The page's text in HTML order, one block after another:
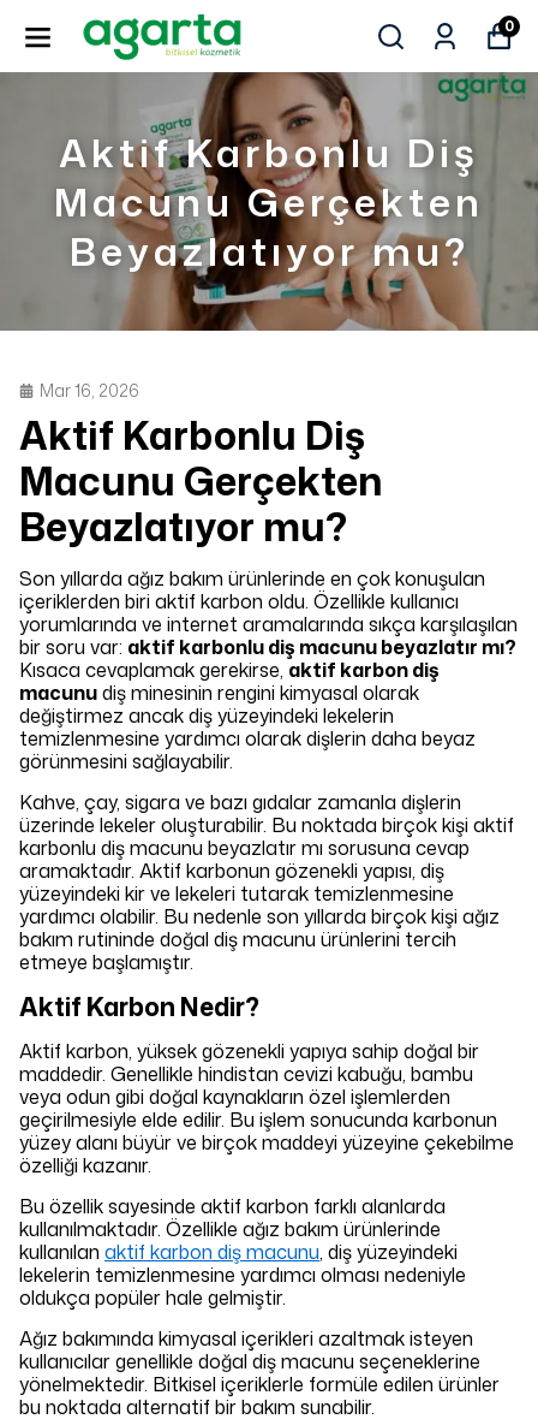
0
Aktif Karbonlu Diş
Macunu Gerçekten
Beyazlatıyor mu?
Mar 16, 2026
Aktif Karbonlu Diş
Macunu Gerçekten
Beyazlatıyor mu?
Son yıllarda ağız bakım ürünlerinde en çok konuşulan
içeriklerden biri aktif karbon oldu. Özellikle kullanıcı
yorumlarında ve internet aramalarında sıkça karşılaşılan
bir soru var: aktif karbonlu diş macunu beyazlatır mı?
Kısaca cevaplamak gerekirse, aktif karbon diş
macunudiş minesinin rengini kimyasal olarak
değiştirmez ancak diş yüzeyindeki lekelerin
temizlenmesine yardımcı olarak dişlerin daha beyaz
görünmesini sağlayabilir.
Kahve, çay, sigara ve bazı gıdalar zamanla dişlerin
üzerinde lekeler oluşturabilir. Bu noktada birçok kişi aktif
karbonlu diş macunu beyazlatır mı sorusuna cevap
aramaktadır. Aktif karbonun gözenekli yapısı, diş
yüzeyindeki kir ve lekeleri tutarak temizlenmesine
yardımcı olabilir. Bu nedenle son yıllarda birçok kişi ağız
bakım rutininde doğal diş macunu ürünlerini tercih
etmeye başlamıştır.
Aktif Karbon Nedir?
Aktif karbon, yüksek gözenekli yapıya sahip doğal bir
maddedir. Genellikle hindistan cevizi kabuğu, bambu
veya odun gibi doğal kaynakların özel işlemlerden
geçirilmesiyle elde edilir. Bu işlem sonucunda karbonun
yüzey alanı büyür ve birçok maddeyi yüzeyine çekebilme
özelliği kazanır.
Bu özellik sayesinde aktif karbon farklı alanlarda
kullanılmaktadır. Özellikle ağız bakım ürünlerinde
kullanılan aktif karbon diş macunu, diş yüzeyindeki
lekelerin temizlenmesine yardımcı olması nedeniyle
oldukça popüler hale gelmiştir.
Ağız bakımında kimyasal içerikleri azaltmak isteyen
kullanıcılar genellikle doğal diş macunu seçeneklerine
yönelmektedir. Bitkisel içeriklerle formüle edilen ürünler
bu noktada alternatif bir bakım sunabilir.